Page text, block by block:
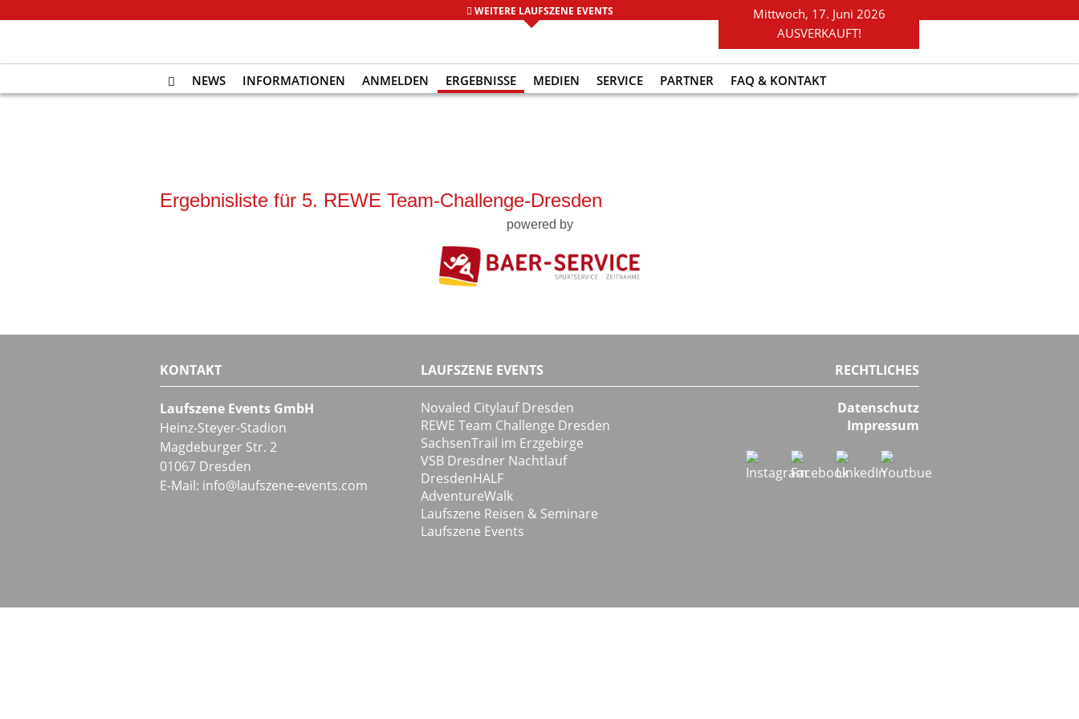
WEITERE LAUFSZENE EVENTS
Mittwoch, 17. Juni 2026
AUSVERKAUFT!
NEWS INFORMATIONEN ANMELDEN ERGEBNISSE MEDIEN SERVICE PARTNER FAQ & KONTAKT
Ergebnisliste für 5. REWE Team-Challenge-Dresden
powered by
KONTAKT
Laufszene Events GmbH
Heinz-Steyer-Stadion
Magdeburger Str. 2
01067 Dresden
E-Mail: info@laufszene-events.com
LAUFSZENE EVENTS
Novaled Citylauf Dresden
REWE Team Challenge Dresden
SachsenTrail im Erzgebirge
VSB Dresdner Nachtlauf
DresdenHALF
AdventureWalk
Laufszene Reisen & Seminare
Laufszene Events
RECHTLICHES
Datenschutz
Impressum